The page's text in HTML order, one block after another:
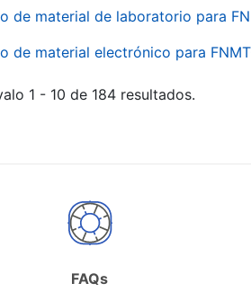
de material de laboratorio para
de material electrónico para
1 - 10 de 184 resultados.
FAQs